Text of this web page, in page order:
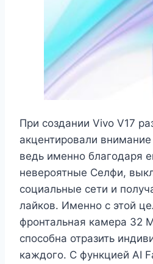
При создании Vivo V17
акцентировали
ведь именно благодаря
невероятные Селфи,
социальные сети и
лайков. Именно с этой
фронтальная камера 32
способна отразить
каждого. С функцией AI